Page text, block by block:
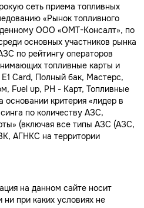
сеть приема топливных
«Рынок топливного
ООО «ОМТ-Консалт», по
основных участников рынка
по рейтингу операторов
топливные карты и
Card, Полный бак, Мастерс,
Fuel up, РН - Карт, Топливные
критерия «лидер в
по количеству АЗС,
(включая все типы АЗС (АЗС,
АГНКС на территории
на данном сайте носит
при каких условиях не